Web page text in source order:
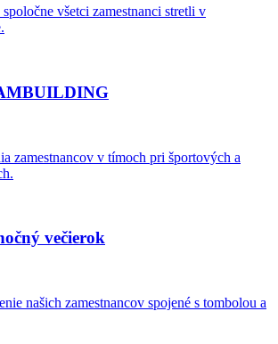
všetci zamestnanci stretli v
zamestnancov v tímoch pri športových a
večierok
našich zamestnancov spojené s tombolou a